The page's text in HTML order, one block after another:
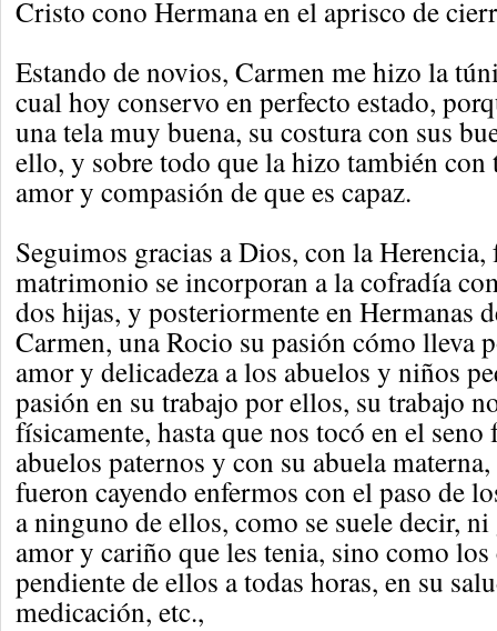
Cristo cono Hermana en el aprisco de
Estando de novios, Carmen me hizo la
cual hoy conservo en perfecto estado,
una tela muy buena, su costura con sus
ello, y sobre todo que la hizo también
amor y compasión de que es capaz.
Seguimos gracias a Dios, con la
matrimonio se incorporan a la cofradía
dos hijas, y posteriormente en Hermanas
Carmen, una Rocio su pasión cómo lleva
amor y delicadeza a los abuelos y niños
pasión en su trabajo por ellos, su trabajo
físicamente, hasta que nos tocó en el
abuelos paternos y con su abuela
fueron cayendo enfermos con el paso de
a ninguno de ellos, como se suele decir,
amor y cariño que les tenia, sino como
pendiente de ellos a todas horas, en su
medicación, etc.,